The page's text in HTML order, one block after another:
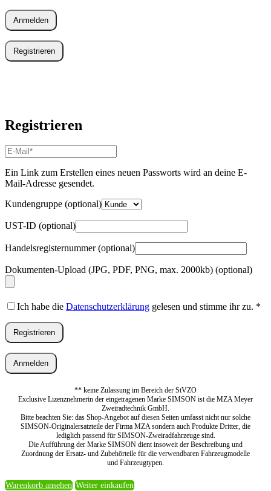
Anmelden
Registrieren
Registrieren
E-
Mail-
Adresse*
Erforderlich
Ein Link zum Erstellen eines neuen Passworts wird an deine E-
Mail-Adresse gesendet.
Kundengruppe (optional)
UST-ID (optional)
Handelsregisternummer(optional)
Dokumenten-Upload (JPG, PDF, PNG, max. 2000kb) (optional)
Ich habe die Datenschutzerklärung gelesen und stimme ihr zu. *
Registrieren
Anmelden
** keine Zulassung im Bereich der StVZO
Exclusive Lizenznehmerin der eingetragenen Marke SIMSON ist die MZA Meyer
Zweiradtechnik GmbH.
Bitte beachten Sie: das Shop-Angebot auf diesen Seiten umfasst nicht nur solche
SIMSON-Originalersatzteile der Firma MZA sondern auch Produkte Dritter, die
lediglich passend für SIMSON-Zweiradfahrzeuge sind.
Die Aufführung der Marke SIMSON dient insoweit der Beschreibung und
Zuordnung der Ersatz- und Zubehörteile für die verwendbaren Fahrzeugmodelle
und Fahrzeugtypen.
Warenkorb ansehen Weiter einkaufen